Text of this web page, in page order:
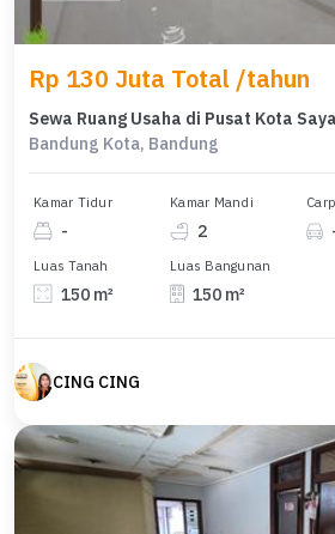
Rp 130 Juta Total /tahun
Sewa Ruang Usaha di Pusat Kota
Bandung Kota, Bandung
Kamar Tidur
-
Kamar Mandi
2
Luas Tanah
150 m²
Luas Bangunan
150 m²
CING CING